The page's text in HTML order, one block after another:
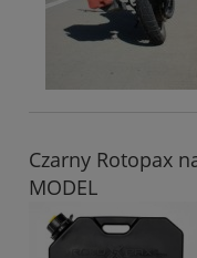
Czarny Rotopax
MODEL